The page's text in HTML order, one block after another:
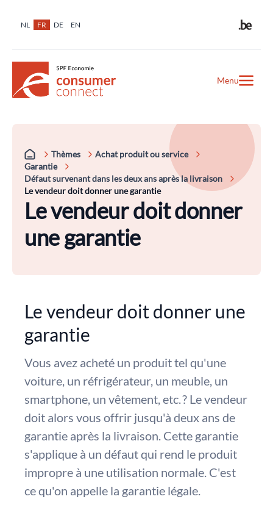
NL FR DE EN
Menu
Thèmes
Achat produit ou service
Garantie
Défaut survenant dans les deux ans après la livraison
Le vendeur doit donner une garantie
Le vendeur doit donner
une garantie
Le vendeur doit donner une
garantie
Vous avez acheté un produit tel qu'une
voiture, un réfrigérateur, un meuble, un
smartphone, un vêtement, etc. ? Le vendeur
doit alors vous offrir jusqu'à deux ans de
garantie après la livraison. Cette garantie
s'applique à un défaut qui rend le produit
impropre à une utilisation normale. C'est
ce qu'on appelle la garantie légale.